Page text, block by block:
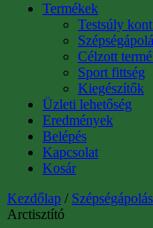
Termékek
Testsúly
Célzott
Sport fittség
Kiegészítők
Üzleti lehetőség
Eredmények
Belépés
Kapcsolat
Kosár
Kezdőlap / Szépségápolás
Arctisztító